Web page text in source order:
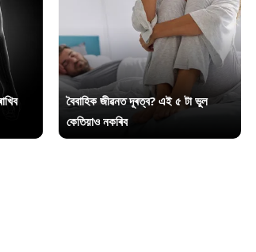
বৈবাহিক জীৱনত দূৰত্ব? এই ৫ টা ভুল
কেতিয়াও নকৰিব